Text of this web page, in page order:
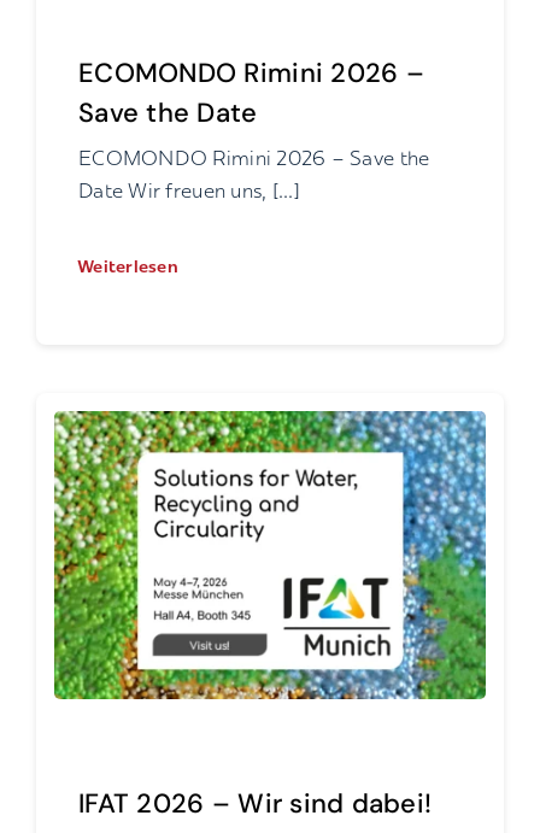
ECOMONDO Rimini 2026 –
Save the Date
ECOMONDO Rimini 2026 – Save the
Date Wir freuen uns, [...]
Weiterlesen
IFAT 2026 – Wir sind dabei!